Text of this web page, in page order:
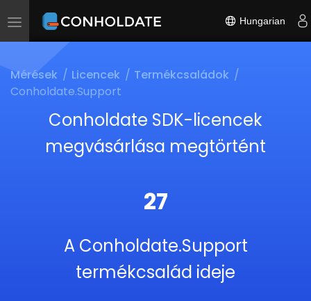
Toggle
Hungarian
Mérések Licencek
Termékcsaládok
Conholdate.Support
Conholdate SDK-licencek
megvásárlása megtörtént
27
A Conholdate.Support
termékcsalád ideje